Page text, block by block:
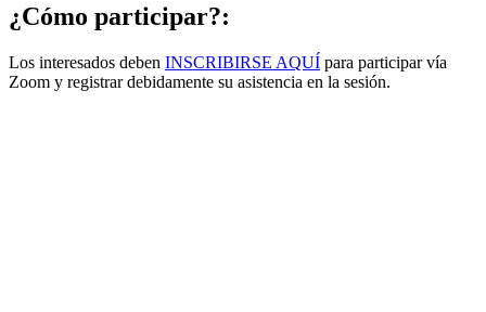
¿Cómo participar?:
Los interesados deben INSCRIBIRSE AQUÍ para participar vía
Zoom y registrar debidamente su asistencia en la sesión.